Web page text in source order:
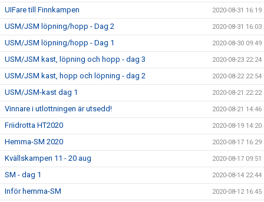
UIFare till Finnkampen 2020-08-31 16:19
USM/JSM löpning/hopp - Dag 2 2020-08-31 16:03
USM/JSM löpning/hopp - Dag 1 2020-08-30 09:49
USM/JSM kast, löpning och hopp - dag 3 2020-08-23 22:24
USM/JSM kast, hopp och löpning - dag 2 2020-08-22 22:54
USM/JSM-kast dag 1 2020-08-21 22:22
Vinnare i utlottningen är utsedd! 2020-08-21 14:46
Friidrotta HT2020 2020-08-19 14:20
Hemma-SM 2020 2020-08-17 16:29
Kvällskampen 11 - 20 aug 2020-08-17 09:51
SM - dag 1 2020-08-14 22:44
Inför hemma-SM 2020-08-12 16:45